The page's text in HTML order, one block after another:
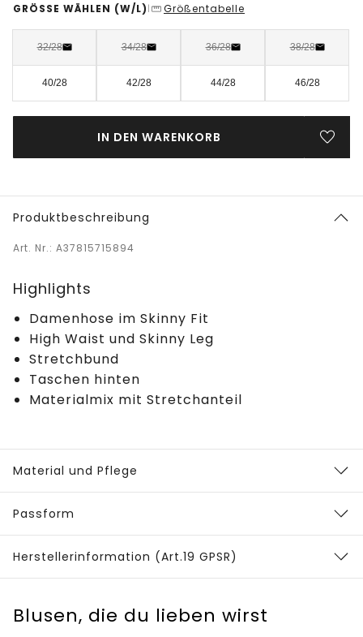
GRÖSSE WÄHLEN (W/L) | Größentabelle
32/28 34/28 36/28 38/28
40/28 42/28 44/28 46/28
IN DEN WARENKORB
Produktbeschreibung
Art. Nr.: A37815715894
Highlights
Damenhose im Skinny Fit
High Waist und Skinny Leg
Stretchbund
Taschen hinten
Materialmix mit Stretchanteil
Material und Pflege
Passform
Herstellerinformation (Art.19 GPSR)
Blusen, die du lieben wirst